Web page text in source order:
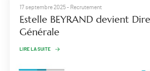
17 septembre 2025- Recrutement
Estelle BEYRAND devient
Générale
LIRE LA SUITE